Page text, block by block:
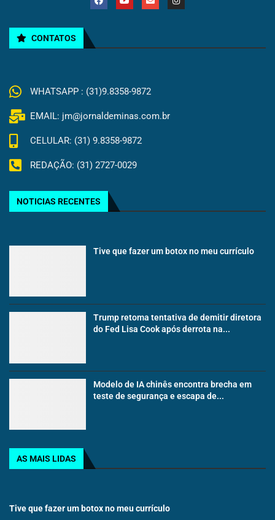
CONTATOS
WHATSAPP : (31)9.8358-9872
EMAIL: jm@jornaldeminas.com.br
CELULAR: (31) 9.8358-9872
REDAÇÃO: (31) 2727-0029
NOTICIAS RECENTES
Tive que fazer um botox no meu currículo
Trump retoma tentativa de demitir diretora
do Fed Lisa Cook após derrota na...
Modelo de IA chinês encontra brecha em
teste de segurança e escapa de...
AS MAIS LIDAS
Tive que fazer um botox no meu currículo